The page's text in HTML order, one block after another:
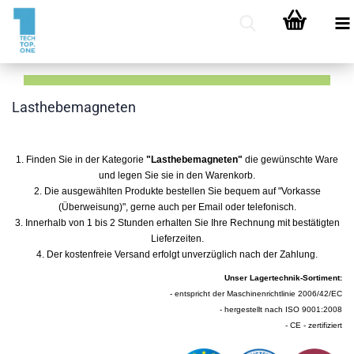
Lasthebemagneten
1. Finden Sie in der Kategorie " Lasthebemagneten" die gewünschte Ware
und legen Sie sie in den Warenkorb.
2. Die ausgewählten Produkte bestellen Sie bequem auf "Vorkasse
(Überweisung)", gerne auch per Email oder telefonisch.
3. Innerhalb von 1 bis 2 Stunden erhalten Sie Ihre Rechnung mit bestätigten
Lieferzeiten.
4. Der kostenfreie Versand erfolgt unverzüglich nach der Zahlung.
Unser Lagertechnik-Sortiment:
- entspricht der Maschinenrichtlinie 2006/42/EC
- hergestellt nach ISO 9001:2008
- CE - zertifiziert